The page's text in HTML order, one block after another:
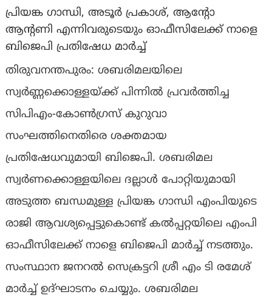
പ്രിയങ്ക ഗാന്ധി, അടൂർ പ്രകാശ്, ആന്റോ
ആന്റണി എന്നിവരുടെയും ഓഫീസിലേക്ക് നാളെ
ബിജെപി പ്രതിഷേധ മാർച്ച്
തിരുവനന്തപുരം: ശബരിമലയിലെ
സ്വർണ്ണക്കൊള്ളയ്ക്ക് പിന്നിൽ പ്രവർത്തിച്ച
സിപിഎം-കോൺഗ്രസ് കുറുവാ
സംഘത്തിനെതിരെ ശക്തമായ
പ്രതിഷേധവുമായി ബിജെപി. ശബരിമല
സ്വർണക്കൊള്ളയിലെ ദല്ലാൾ പോറ്റിയുമായി
അടുത്ത ബന്ധമുള്ള പ്രിയങ്ക ഗാന്ധി എംപിയുടെ
രാജി ആവശ്യപ്പെട്ടുകൊണ്ട് കൽപ്പറ്റയിലെ എംപി
ഓഫീസിലേക്ക് നാളെ ബിജെപി മാർച്ച് നടത്തും.
സംസ്ഥാന ജനറൽ സെക്രട്ടറി ശ്രീ എം ടി രമേശ്‌
മാർച്ച് ഉദ്ഘാടനം ചെയ്യും. ശബരിമല